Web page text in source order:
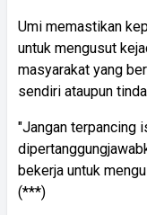
Umi memastikan
untuk mengusut
masyarakat yang
sendiri ataupun
"Jangan terpancing
bekerja untuk
(***)